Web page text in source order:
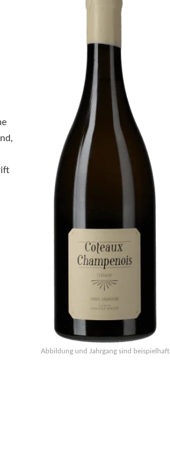
Abbildung und Jahrgang sind beispielhaft